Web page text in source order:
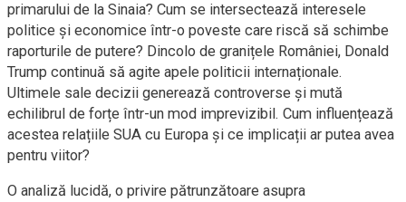
primarului de la Sinaia? Cum se intersectează interesele
politice și economice într-o poveste care riscă să schimbe
raporturile de putere? Dincolo de granițele României, Donald
Trump continuă să agite apele politicii internaționale.
Ultimele sale decizii generează controverse și mută
echilibrul de forțe într-un mod imprevizibil. Cum influențează
acestea relațiile SUA cu Europa și ce implicații ar putea avea
pentru viitor?
O analiză lucidă, o privire pătrunzătoare asupra